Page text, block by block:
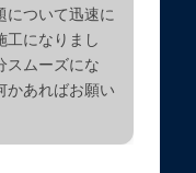
について迅速に
工になりまし
スムーズにな
かあればお願い